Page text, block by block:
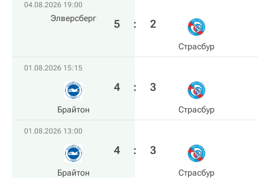
04.08.2026 19:00
Элверсберг 5 : 2
Страсбур
01.08.2026 15:15
Брайтон
4 : 3
Страсбур
01.08.2026 13:00
Брайтон
4 : 3
Страсбур